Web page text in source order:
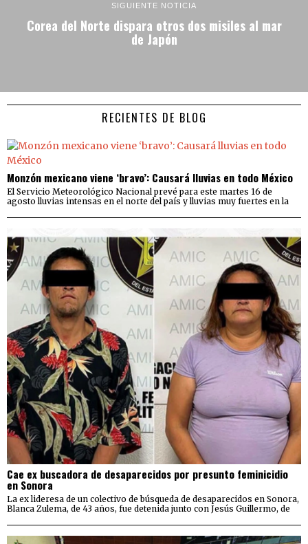
SIGUIENTE NOTICIA
Corea del Norte dispara otros dos misiles al mar
de Japón
RECIENTES DE BLOG
Monzón mexicano viene ‘bravo’: Causará lluvias en todo México
El Servicio Meteorológico Nacional prevé para este martes 16 de
agosto lluvias intensas en el norte del país y lluvias muy fuertes en la
Cae ex buscadora de desaparecidos por presunto feminicidio
en Sonora
La ex lideresa de un colectivo de búsqueda de desaparecidos en Sonora,
Blanca Zulema, de 43 años, fue detenida junto con Jesús Guillermo, de